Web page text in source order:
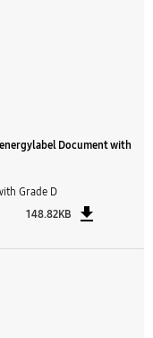
Document with
Grade D
148.82KB